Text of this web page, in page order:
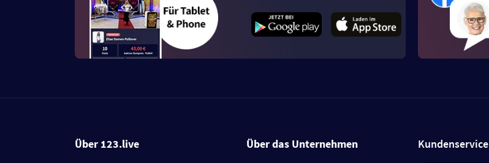
Über 123.live Über das Unternehmen Kundenservice